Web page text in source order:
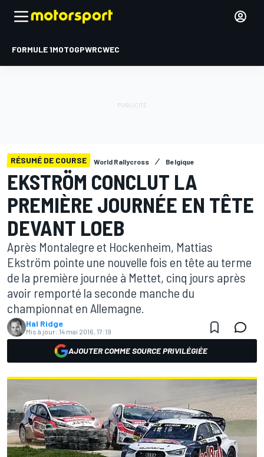
FORMULE 1MOTOGPWRCWEC
RÉSUMÉ DE COURSE World Rallycross Belgique
EKSTRÖM CONCLUT LA
PREMIÈRE JOURNÉE EN TÊTE
DEVANT LOEB
Après Montalegre et Hockenheim, Mattias
Ekström pointe une nouvelle fois en tête au terme
de la première journée à Mettet, cinq jours après
avoir remporté la seconde manche du
championnat en Allemagne.
Hal Ridge
Mis à jour: 14 mai 2016, 17:19
AJOUTER COMME SOURCE PRIVILÉGIÉE